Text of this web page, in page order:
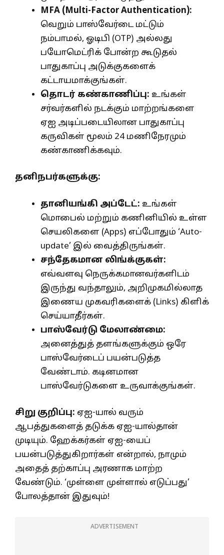
MFA (Multi-Factor Authentication):
வெறும் பாஸ்வேர்டை மட்டும்
நம்பாமல், ஓடிபி (OTP) அல்லது
பயோமெட்ரிக் போன்ற கூடுதல்
பாதுகாப்பு அடுக்குகளைக்
கட்டாயமாக்குங்கள்.
தொடர் கண்காணிப்பு: உங்கள்
சர்வர்களில் நடக்கும் மாற்றங்களை
ஏஐ அடிப்படையிலான பாதுகாப்பு
கருவிகள் மூலம் 24 மணிநேரமும்
கண்காணிக்கவும்.
தனிநபர்களுக்கு:
தானியங்கி அப்டேட்: உங்கள்
மொபைல் மற்றும் கணினியில் உள்ள
செயலிகளை (Apps) எப்போதும் ‘Auto-
update’ இல் வைத்திருங்கள்.
சந்தேகமான லிங்க்குகள்:
எவ்வளவு நெருக்கமானவர்களிடம்
இருந்து வந்தாலும், அறிமுகமில்லாத
இணைய முகவரிகளைக் (Links) கிளிக்
செய்யாதீர்கள்.
பாஸ்வேர்டு மேலாண்மை:
அனைத்துத் தளங்களுக்கும் ஒரே
பாஸ்வேர்டைப் பயன்படுத்த
வேண்டாம். கடினமான
பாஸ்வேர்டுகளை உருவாக்குங்கள்.
சிறு குறிப்பு: ஏஐ-யால் வரும்
ஆபத்துகளைத் தடுக்க ஏஐ-யால்தான்
முடியும். ஹேக்கர்கள் ஏஐ-யைப்
பயன்படுத்துகிறார்கள் என்றால், நாமும்
அதைத் தற்காப்பு அரணாக மாற்ற
வேண்டும். ‘முள்ளை முள்ளால் எடுப்பது’
போலத்தான் இதுவும்!
ADVERTISEMENT